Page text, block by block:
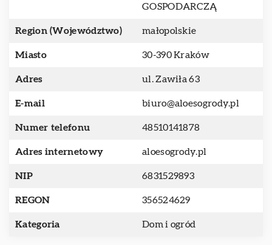
GOSPODARCZĄ
Region (Województwo) małopolskie
Miasto 30-390 Kraków
Adres ul. Zawiła 63
E-mail biuro@aloesogrody.pl
Numer telefonu 48510141878
Adres internetowy aloesogrody.pl
NIP 6831529893
REGON 356524629
Kategoria Dom i ogród